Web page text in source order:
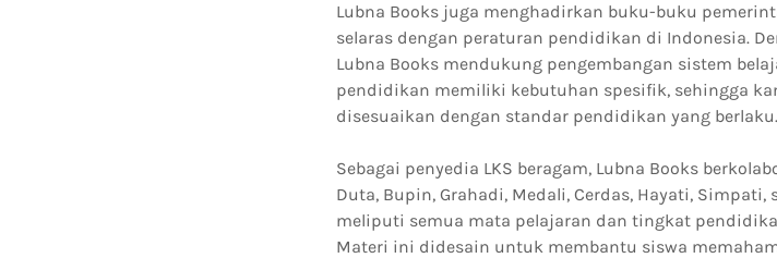
Lubna Books juga menghadirkan buku-buku
selaras dengan peraturan pendidikan di Indonesia.
Lubna Books mendukung pengembangan sistem
pendidikan memiliki kebutuhan spesifik, sehingga
disesuaikan dengan standar pendidikan yang berlaku.
Sebagai penyedia LKS beragam, Lubna Books
Duta, Bupin, Grahadi, Medali, Cerdas, Hayati,
meliputi semua mata pelajaran dan tingkat
Materi ini didesain untuk membantu siswa